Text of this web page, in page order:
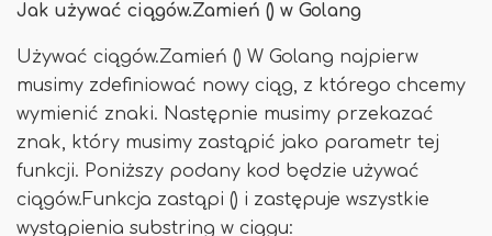
Jak używać ciągów.Zamień () w Golang
Używać ciągów.Zamień () W Golang najpierw
musimy zdefiniować nowy ciąg, z którego chcemy
wymienić znaki. Następnie musimy przekazać
znak, który musimy zastąpić jako parametr tej
funkcji. Poniższy podany kod będzie używać
ciągów.Funkcja zastąpi () i zastępuje wszystkie
wystąpienia substring w ciągu: